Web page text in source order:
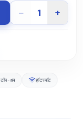
− 1 +
टॉप-अप हॉटस्पॉट